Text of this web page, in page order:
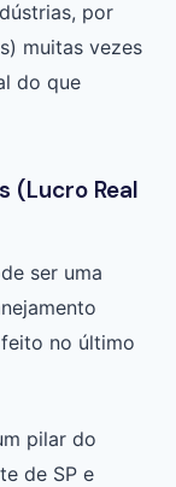
por
muitas vezes
do que
(Lucro Real
ser uma
no último
pilar do
de SP e